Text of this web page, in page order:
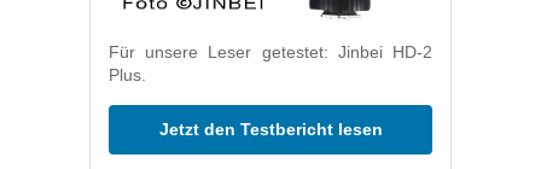
Für unsere Leser getestet: Jinbei HD-2
Plus.
Jetzt den Testbericht lesen